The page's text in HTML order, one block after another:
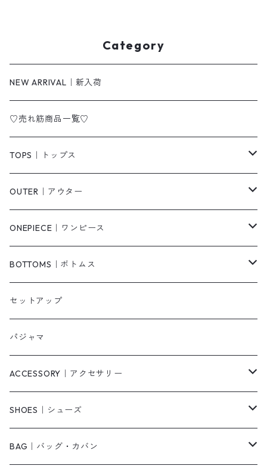
Category
NEW ARRIVAL｜新入荷
♡売れ筋商品一覧♡
TOPS｜トップス
Tシャツ/カットソー
シャツ/ブラウス
ベスト/チョッキ
タンクトップ/キャミソール
スウェット/パーカー
ニット/セーター
ベアトップ・チューブトップ
その他
OUTER｜アウター
ジャケット/ブルゾン
コート
カーディガン
ダウンコート
その他
ONEPIECE｜ワンピース
柄
無地
ニットワンピース
ロングワンピース
シャツワンピース
キャミワンピース
BOTTOMS｜ボトムス
パンツ・デニム
ショートパンツ
スカート
その他
セットアップ
パジャマ
ACCESSORY｜アクセサリー
ピアス・リング
ネックレス
SHOES｜シューズ
パンプス
BAG｜バッグ・カバン